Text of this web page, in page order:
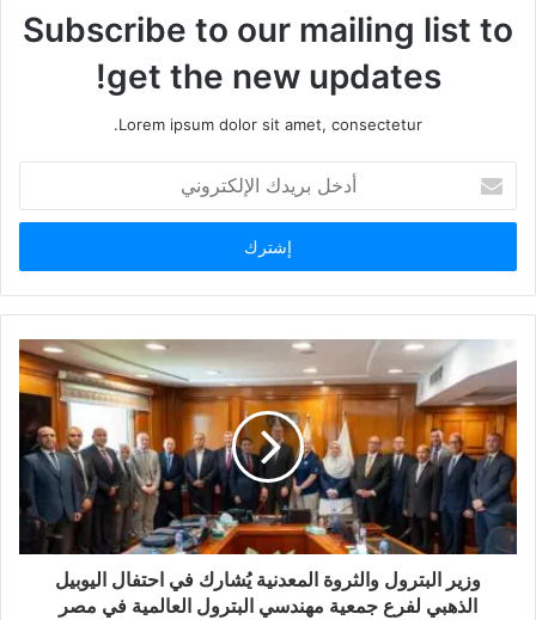
Subscribe to our mailing list to
get the new updates!
Lorem ipsum dolor sit amet, consectetur.
بريدك
الإلكتروني
وزير البترول والثروة المعدنية يُشارك في احتفال اليوبيل
الذهبي لفرع جمعية مهندسي البترول العالمية في مصر